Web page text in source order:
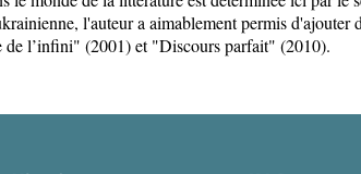
l'auteur a aimablement permis d'ajouter
de l’infini" (2001) et "Discours parfait" (2010).